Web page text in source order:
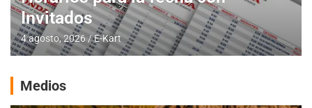
Invitados
4 agosto, 2026 E-Kart
Medios